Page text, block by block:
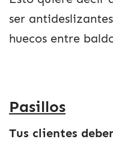
ser
huecos entre
Pasillos
Tus clientes